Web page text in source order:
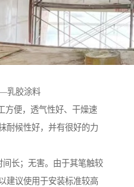
乳胶涂料
方便，透气性好、干燥速
耐候性好，并有很好的力
长；无害。由于其笔触较
建议使用于安装标准较高